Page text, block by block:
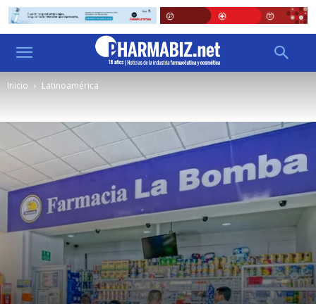
Inicio Latinoamérica